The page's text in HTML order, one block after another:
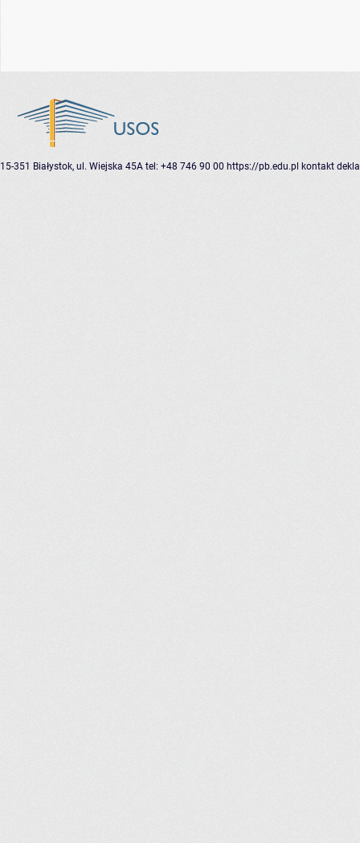
15-351 Białystok, ul. Wiejska 45A tel: +48 746 90 00 https://pb.edu.pl kontakt